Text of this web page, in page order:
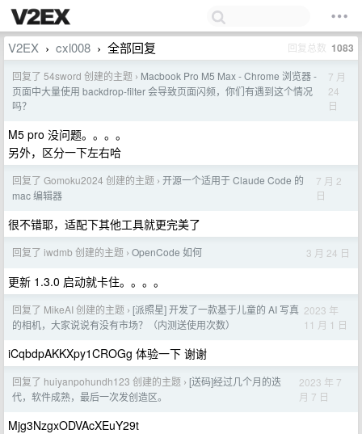
V2EX › cxl008 › 全部回复 回复总数 1083
回复了 54sword 创建的主题 › Macbook Pro M5 Max - Chrome 浏览器 -
页面中大量使用 backdrop-filter 会导致页面闪频，你们有遇到这个情况
吗？
7 月
24
日
M5 pro 没问题。。。。
另外，区分一下左右哈
回复了 Gomoku2024 创建的主题 › 开源一个适用于 Claude Code 的
mac 编辑器
7 月 2
日
很不错耶，适配下其他工具就更完美了
回复了 iwdmb 创建的主题 › OpenCode 如何 3 月 24 日
更新 1.3.0 启动就卡住。。。。
回复了 MikeAI 创建的主题 › [派照星] 开发了一款基于儿童的 AI 写真
的相机，大家说说有没有市场？（内测送使用次数）
2023 年
11 月 1 日
iCqbdpAKKXpy1CROGg 体验一下 谢谢
回复了 huiyanpohundh123 创建的主题 › [送码]经过几个月的迭
代，软件成熟，最后一次发创造区。
2023 年 7
月 7 日
Mjg3NzgxODVAcXEuY29t